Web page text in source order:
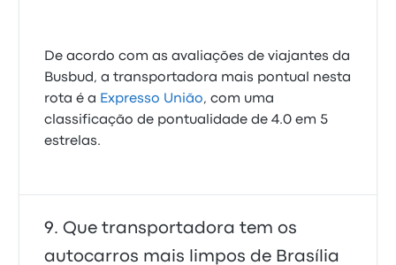
De acordo com as avaliações de viajantes da
Busbud, a transportadora mais pontual nesta
rota é a Expresso União, com uma
classificação de pontualidade de 4.0 em 5
estrelas.
Que transportadora tem os
autocarros mais limpos de Brasília